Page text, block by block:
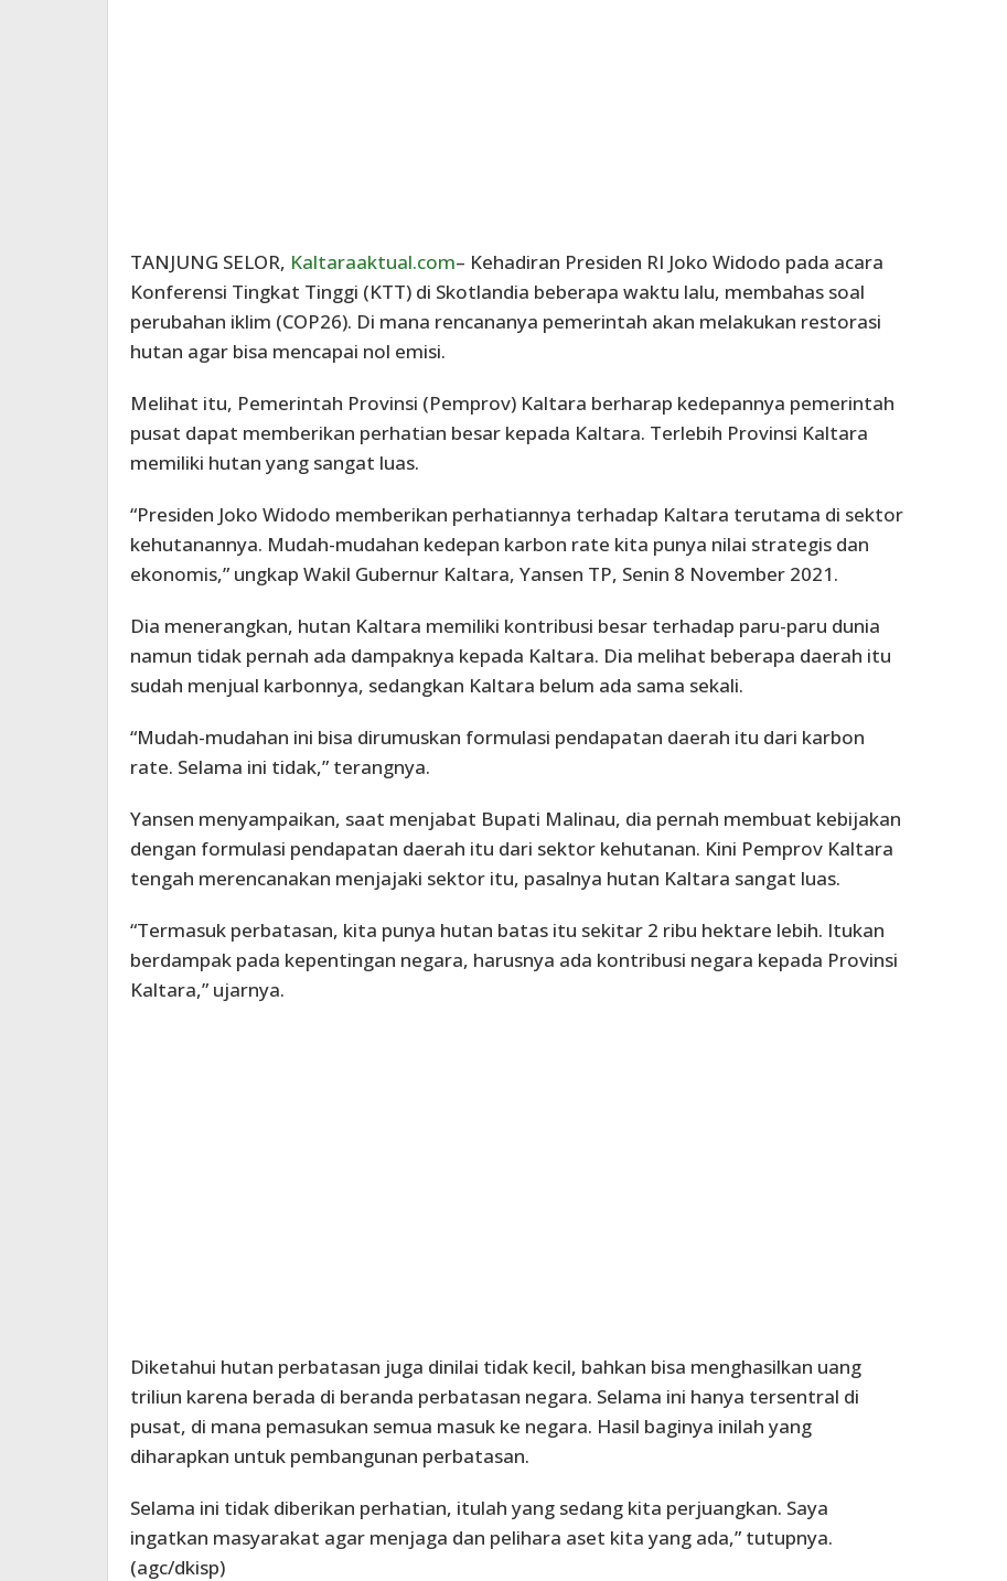
TANJUNG SELOR, Kaltaraaktual.com– Kehadiran Presiden RI Joko Widodo pada acara
Konferensi Tingkat Tinggi (KTT) di Skotlandia beberapa waktu lalu, membahas soal
perubahan iklim (COP26). Di mana rencananya pemerintah akan melakukan restorasi
hutan agar bisa mencapai nol emisi.
Melihat itu, Pemerintah Provinsi (Pemprov) Kaltara berharap kedepannya pemerintah
pusat dapat memberikan perhatian besar kepada Kaltara. Terlebih Provinsi Kaltara
memiliki hutan yang sangat luas.
“Presiden Joko Widodo memberikan perhatiannya terhadap Kaltara terutama di sektor
kehutanannya. Mudah-mudahan kedepan karbon rate kita punya nilai strategis dan
ekonomis,” ungkap Wakil Gubernur Kaltara, Yansen TP, Senin 8 November 2021.
Dia menerangkan, hutan Kaltara memiliki kontribusi besar terhadap paru-paru dunia
namun tidak pernah ada dampaknya kepada Kaltara. Dia melihat beberapa daerah itu
sudah menjual karbonnya, sedangkan Kaltara belum ada sama sekali.
“Mudah-mudahan ini bisa dirumuskan formulasi pendapatan daerah itu dari karbon
rate. Selama ini tidak,” terangnya.
Yansen menyampaikan, saat menjabat Bupati Malinau, dia pernah membuat kebijakan
dengan formulasi pendapatan daerah itu dari sektor kehutanan. Kini Pemprov Kaltara
tengah merencanakan menjajaki sektor itu, pasalnya hutan Kaltara sangat luas.
“Termasuk perbatasan, kita punya hutan batas itu sekitar 2 ribu hektare lebih. Itukan
berdampak pada kepentingan negara, harusnya ada kontribusi negara kepada Provinsi
Kaltara,” ujarnya.
Diketahui hutan perbatasan juga dinilai tidak kecil, bahkan bisa menghasilkan uang
triliun karena berada di beranda perbatasan negara. Selama ini hanya tersentral di
pusat, di mana pemasukan semua masuk ke negara. Hasil baginya inilah yang
diharapkan untuk pembangunan perbatasan.
Selama ini tidak diberikan perhatian, itulah yang sedang kita perjuangkan. Saya
ingatkan masyarakat agar menjaga dan pelihara aset kita yang ada,” tutupnya.
(agc/dkisp)